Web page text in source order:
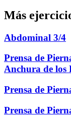
Más
Abdominal 3/4
Prensa de
Anchura de los
Prensa de
Prensa de